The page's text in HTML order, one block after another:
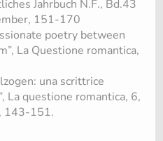
Jahrbuch N.F., Bd.43
151-170
poetry between
La Questione romantica,
una scrittrice
La questione romantica, 6,
143-151.